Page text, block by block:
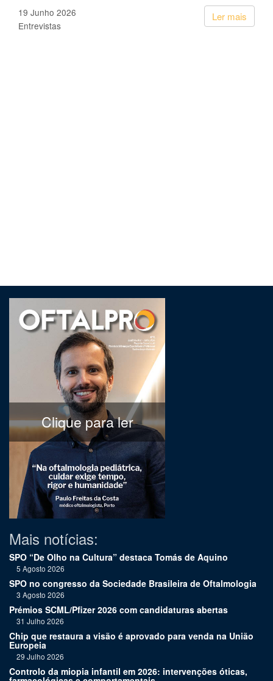
Ler mais
19 Junho 2026
Entrevistas
Clique para ler
Mais notícias:
SPO “De Olho na Cultura” destaca Tomás de Aquino
5 Agosto 2026
SPO no congresso da Sociedade Brasileira de Oftalmologia
3 Agosto 2026
Prémios SCML/Pfizer 2026 com candidaturas abertas
31 Julho 2026
Chip que restaura a visão é aprovado para venda na União
Europeia
29 Julho 2026
Controlo da miopia infantil em 2026: intervenções óticas,